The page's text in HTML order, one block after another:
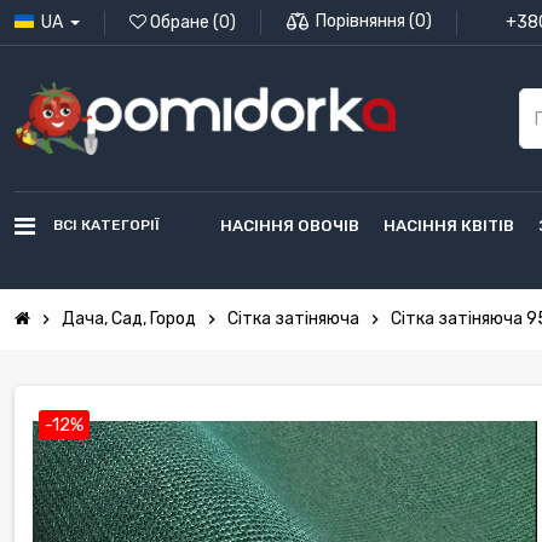
UA Обране (0) Порівняння (0)
ВСІ КАТЕГОРІЇ НАСІННЯ ОВОЧІВ НАСІННЯ КВІТІВ
chevron_right Дача, Сад, Город chevron_right Сітка затіняюча chevron_right Сітка затіняюча
-12%